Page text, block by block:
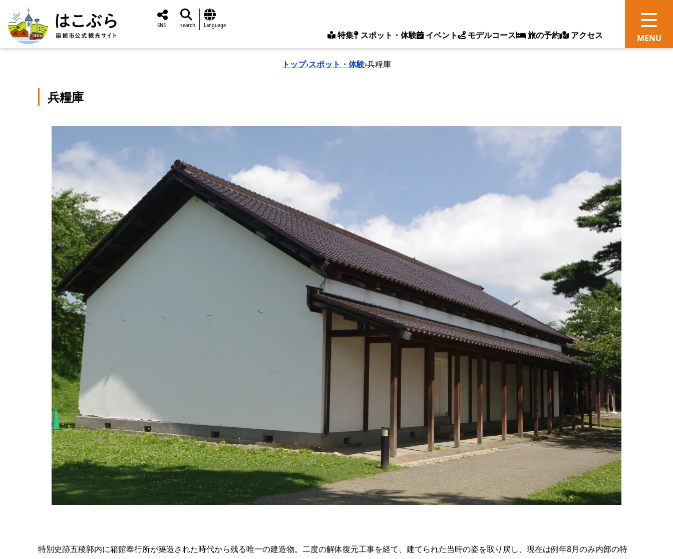
特集 スポット・体験 イベント モデルコース 旅の予約 アクセス
SNS search Language
トップ›スポット・体験›兵糧庫
兵糧庫
特別史跡五稜郭内に箱館奉行所が築造された時代から残る唯一の建造物。二度の解体復元工事を経て、建てられた当時の姿を取り戻し、現在は例年8月のみ内部の特